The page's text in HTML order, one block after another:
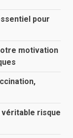
pour
motivation
risque